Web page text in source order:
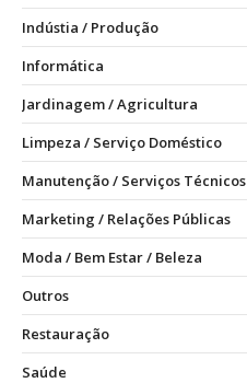
Indústia / Produção
Informática
Jardinagem / Agricultura
Limpeza / Serviço Doméstico
Manutenção / Serviços Técnicos
Marketing / Relações Públicas
Moda / Bem Estar / Beleza
Outros
Restauração
Saúde